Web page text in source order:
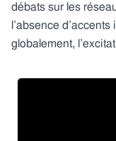
débats sur les
l’absence
globalement,